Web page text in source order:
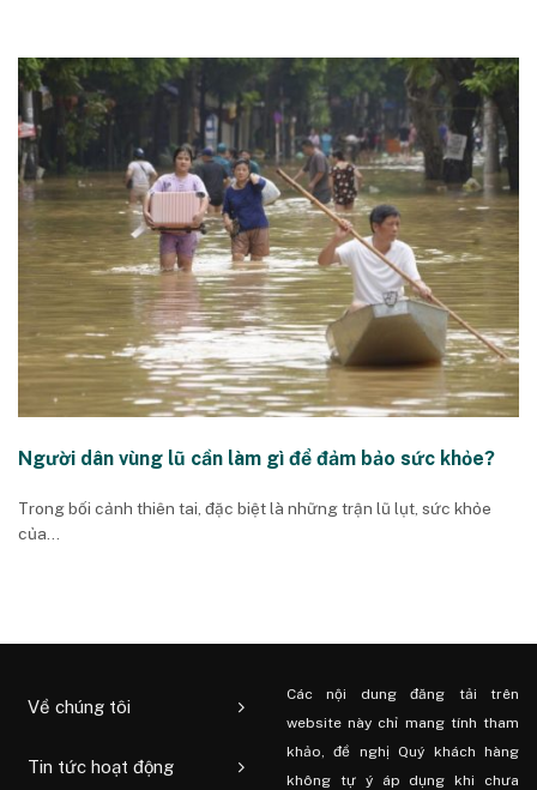
Người dân vùng lũ cần làm gì để đảm bảo sức khỏe?
Trong bối cảnh thiên tai, đặc biệt là những trận lũ lụt, sức khỏe
của...
Về chúng tôi
Tin tức hoạt động
Các nội dung đăng tải trên
website này chỉ mang tính tham
khảo, đề nghị Quý khách hàng
không tự ý áp dụng khi chưa